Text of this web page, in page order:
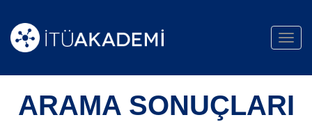
ARAMA SONUÇLARI